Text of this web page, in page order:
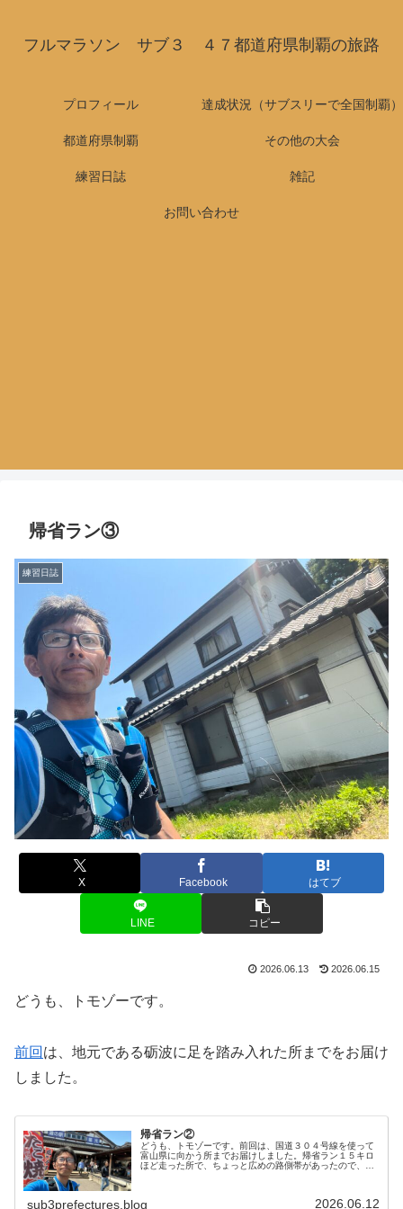
フルマラソン サブ３ ４７都道府県制覇の旅路
プロフィール 達成状況（サブスリーで全国制覇）
都道府県制覇 その他の大会
練習日誌 雑記
お問い合わせ
帰省ラン③
練習日誌
X Facebook はてブ
LINE コピー
2026.06.13 2026.06.15
どうも、トモゾーです。
前回 は、地元である砺波に足を踏み入れた所までをお届け
しました。
帰省ラン②
どうも、トモゾーです。前回は、国道３０４号線を使って
富山県に向かう所までお届けしました。帰省ラン１５キロ
ほど走った所で、ちょっと広めの路側帯があったので、補
sub3prefectures.blog 2026.06.12